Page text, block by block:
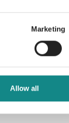
Marketing
Allow all